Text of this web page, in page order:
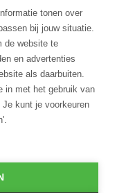
tonen over
bij jouw situatie.
de website te
en advertenties
als daarbuiten.
in met het gebruik van
kunt je voorkeuren